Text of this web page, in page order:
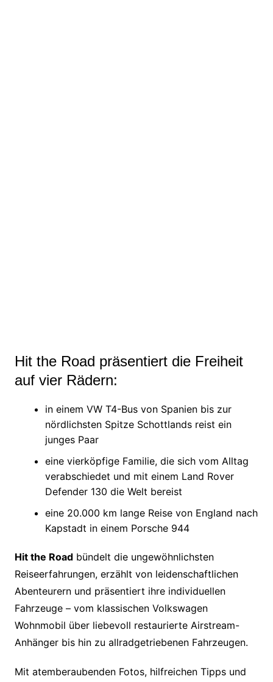
Hit the Road präsentiert die Freiheit
auf vier Rädern:
in einem VW T4-Bus von Spanien bis zur
nördlichsten Spitze Schottlands reist ein
junges Paar
eine vierköpfige Familie, die sich vom Alltag
verabschiedet und mit einem Land Rover
Defender 130 die Welt bereist
eine 20.000 km lange Reise von England nach
Kapstadt in einem Porsche 944
Hit the Roadbündelt die ungewöhnlichsten
Reiseerfahrungen, erzählt von leidenschaftlichen
Abenteurern und präsentiert ihre individuellen
Fahrzeuge – vom klassischen Volkswagen
Wohnmobil über liebevoll restaurierte Airstream-
Anhänger bis hin zu allradgetriebenen Fahrzeugen.
Mit atemberaubenden Fotos, hilfreichen Tipps und